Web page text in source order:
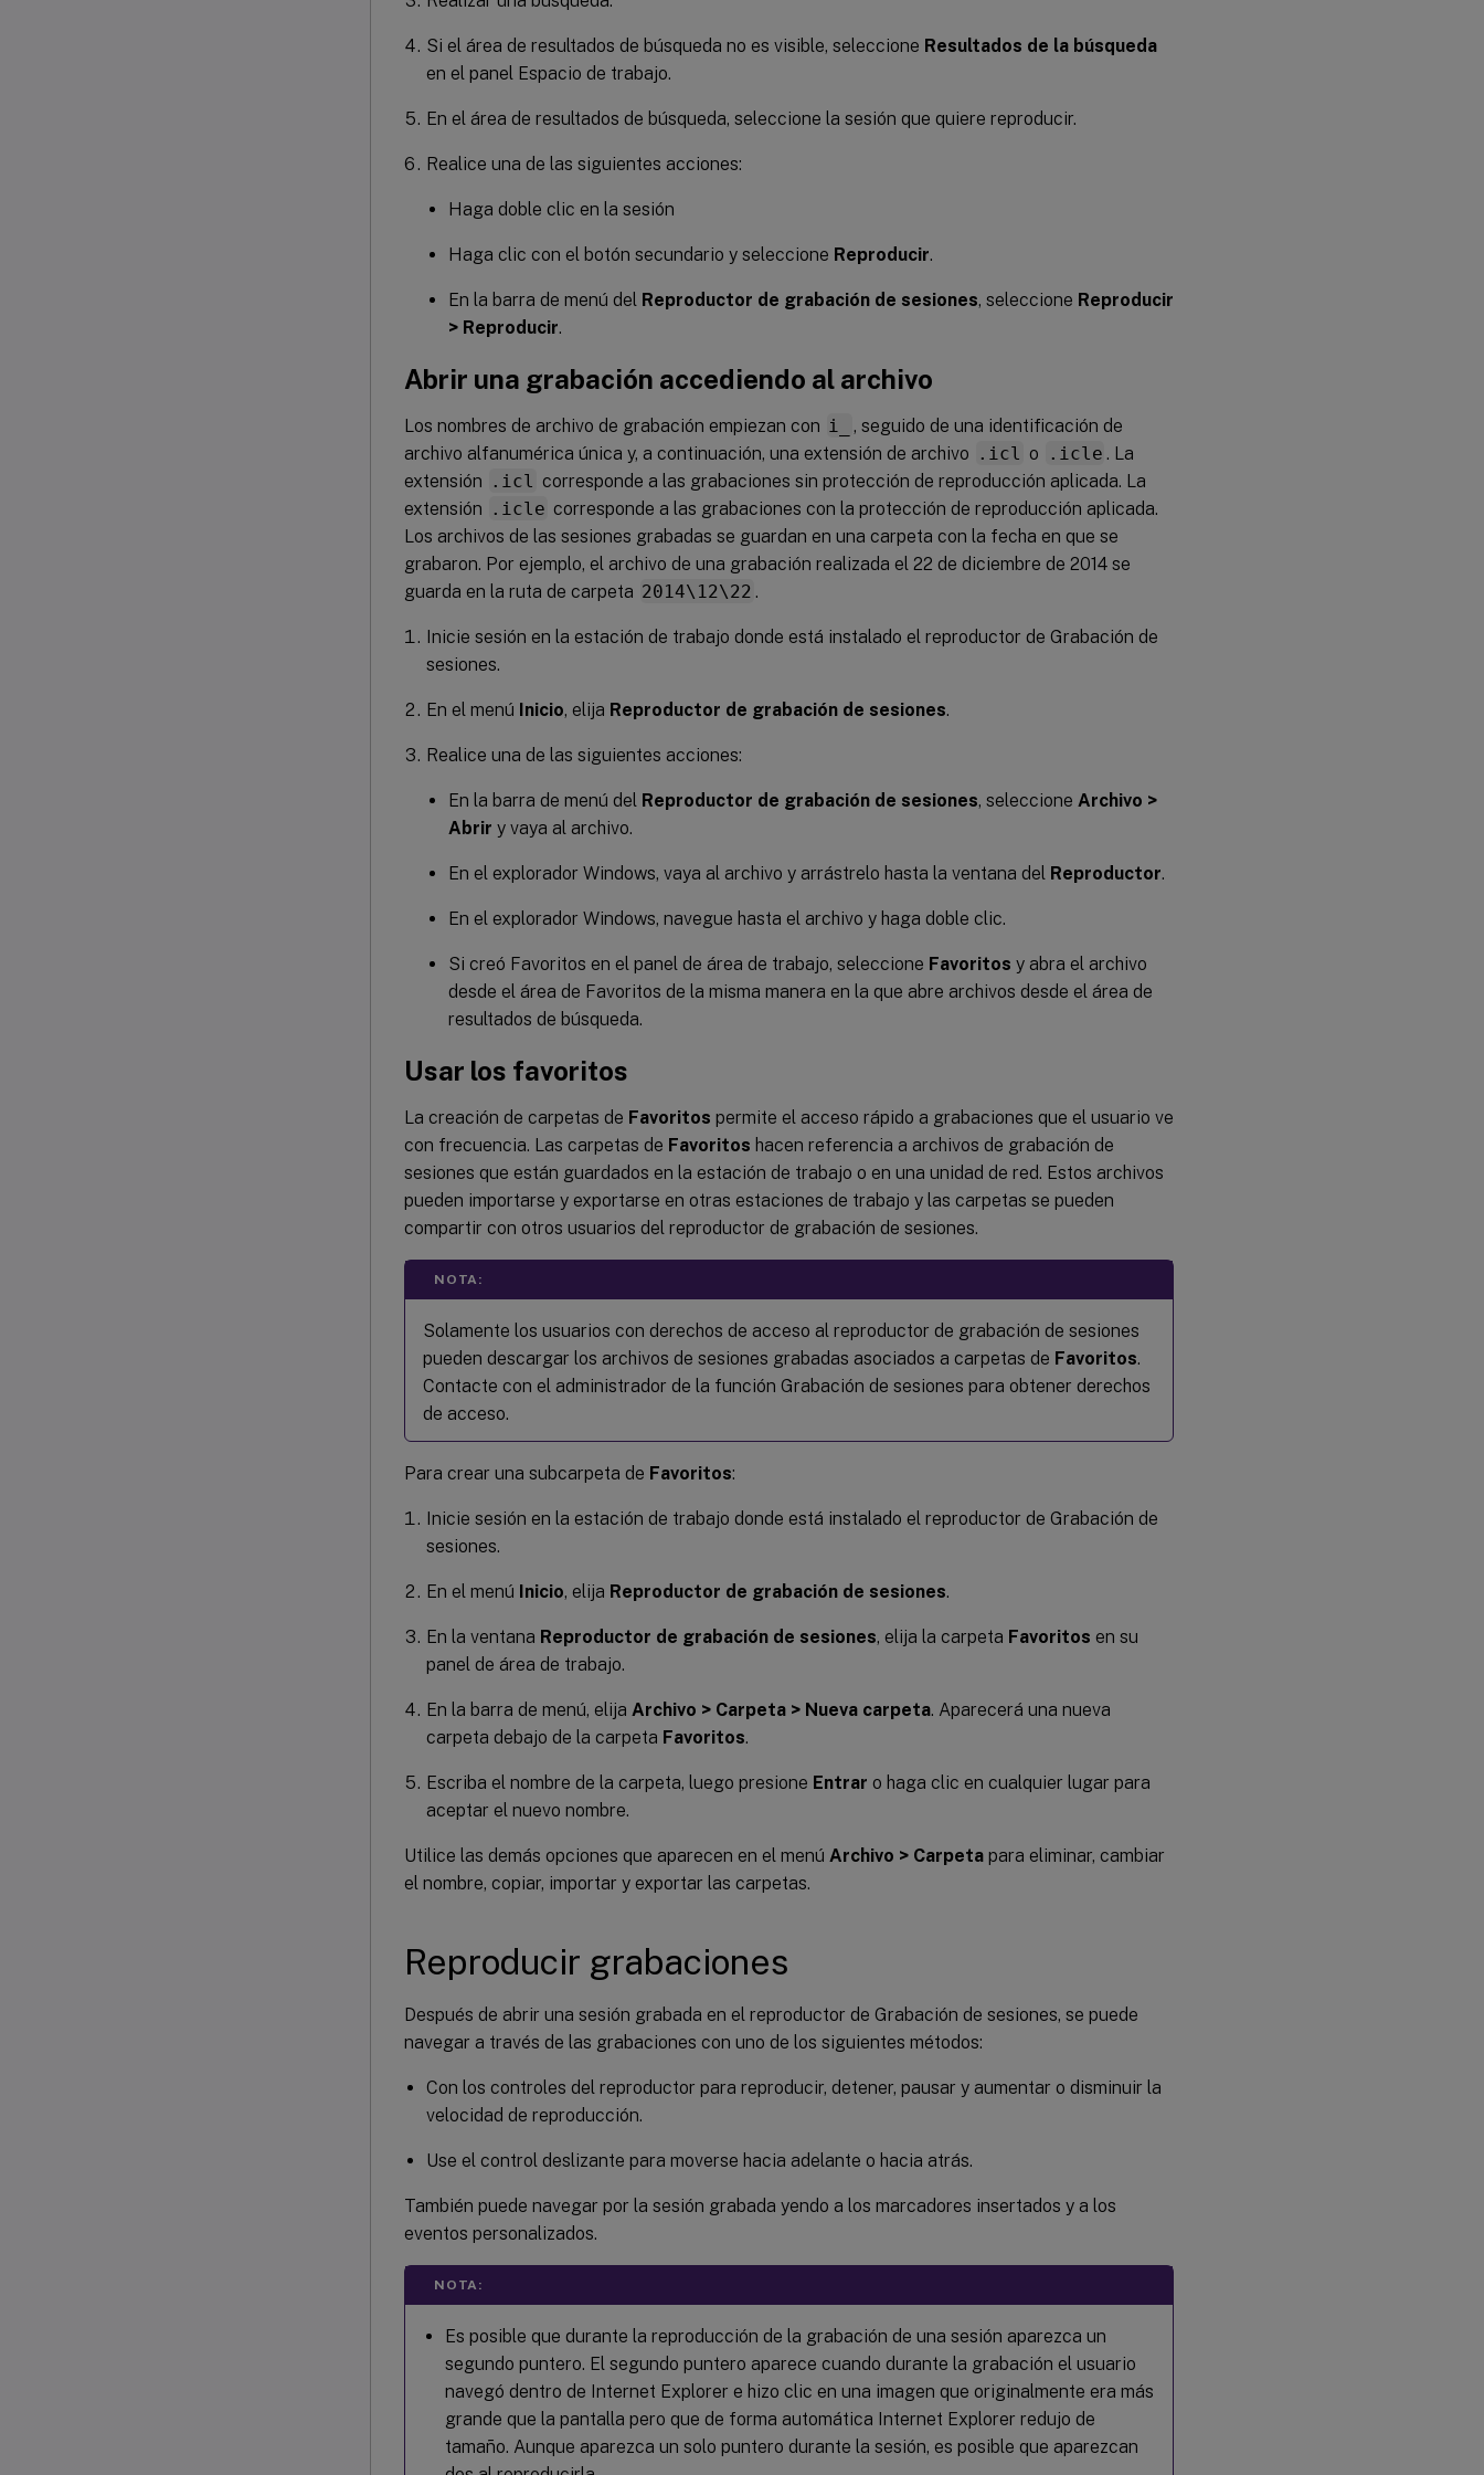
Si el área de resultados de búsqueda no es visible, seleccione Resultados de la búsqueda
en el panel Espacio de trabajo.
En el área de resultados de búsqueda, seleccione la sesión que quiere reproducir.
Realice una de las siguientes acciones:
Haga doble clic en la sesión
Haga clic con el botón secundario y seleccione Reproducir.
En la barra de menú del Reproductor de grabación de sesiones, seleccione Reproducir
> Reproducir.
Abrir una grabación accediendo al archivo
Los nombres de archivo de grabación empiezan con i_
, seguido de una identificación de
archivo alfanumérica única y, a continuación, una extensión de archivo
.icl o .icle . La
extensión
.icl corresponde a las grabaciones sin protección de reproducción aplicada. La
extensión
.icle corresponde a las grabaciones con la protección de reproducción aplicada.
Los archivos de las sesiones grabadas se guardan en una carpeta con la fecha en que se
grabaron. Por ejemplo, el archivo de una grabación realizada el 22 de diciembre de 2014 se
guarda en la ruta de carpeta 2014\12\22 .
Inicie sesión en la estación de trabajo donde está instalado el reproductor de Grabación de
sesiones.
En el menú Inicio, elija Reproductor de grabación de sesiones.
Realice una de las siguientes acciones:
En la barra de menú del Reproductor de grabación de sesiones, seleccione Archivo >
Abrir y vaya al archivo.
En el explorador Windows, vaya al archivo y arrástrelo hasta la ventana del Reproductor.
En el explorador Windows, navegue hasta el archivo y haga doble clic.
Si creó Favoritos en el panel de área de trabajo, seleccione Favoritos y abra el archivo
desde el área de Favoritos de la misma manera en la que abre archivos desde el área de
resultados de búsqueda.
Usar los favoritos
La creación de carpetas de Favoritos permite el acceso rápido a grabaciones que el usuario ve
con frecuencia. Las carpetas de Favoritos hacen referencia a archivos de grabación de
sesiones que están guardados en la estación de trabajo o en una unidad de red. Estos archivos
pueden importarse y exportarse en otras estaciones de trabajo y las carpetas se pueden
compartir con otros usuarios del reproductor de grabación de sesiones.
NOTA:
Solamente los usuarios con derechos de acceso al reproductor de grabación de sesiones
pueden descargar los archivos de sesiones grabadas asociados a carpetas de Favoritos.
Contacte con el administrador de la función Grabación de sesiones para obtener derechos
de acceso.
Para crear una subcarpeta de Favoritos:
Inicie sesión en la estación de trabajo donde está instalado el reproductor de Grabación de
sesiones.
En el menú Inicio, elija Reproductor de grabación de sesiones.
En la ventana Reproductor de grabación de sesiones, elija la carpeta Favoritos en su
panel de área de trabajo.
En la barra de menú, elija Archivo > Carpeta > Nueva carpeta. Aparecerá una nueva
carpeta debajo de la carpeta Favoritos.
Escriba el nombre de la carpeta, luego presione Entrar o haga clic en cualquier lugar para
aceptar el nuevo nombre.
Utilice las demás opciones que aparecen en el menú Archivo > Carpeta para eliminar, cambiar
el nombre, copiar, importar y exportar las carpetas.
Reproducir grabaciones
Después de abrir una sesión grabada en el reproductor de Grabación de sesiones, se puede
navegar a través de las grabaciones con uno de los siguientes métodos:
Con los controles del reproductor para reproducir, detener, pausar y aumentar o disminuir la
velocidad de reproducción.
Use el control deslizante para moverse hacia adelante o hacia atrás.
También puede navegar por la sesión grabada yendo a los marcadores insertados y a los
eventos personalizados.
NOTA:
Es posible que durante la reproducción de la grabación de una sesión aparezca un
segundo puntero. El segundo puntero aparece cuando durante la grabación el usuario
navegó dentro de Internet Explorer e hizo clic en una imagen que originalmente era más
grande que la pantalla pero que de forma automática Internet Explorer redujo de
tamaño. Aunque aparezca un solo puntero durante la sesión, es posible que aparezcan